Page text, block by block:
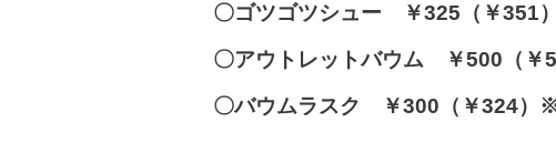
〇ゴツゴツシュー ￥325（￥351
〇アウトレットバウム ￥500（￥
〇バウムラスク ￥300（￥324）